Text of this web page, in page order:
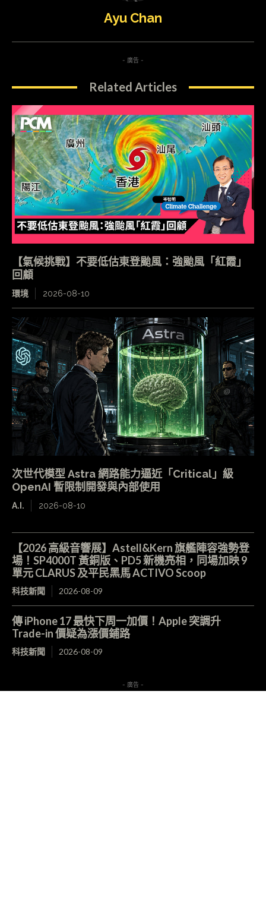
Ayu Chan
- 廣告 -
Related Articles
【氣候挑戰】不要低估東登颱風：強颱風「紅霞」
回顧
環境 2026-08-10
次世代模型 Astra 網路能力逼近「Critical」級
OpenAI 暫限制開發與內部使用
A.I. 2026-08-10
【2026 高級音響展】Astell&Kern 旗艦陣容強勢登
場！SP4000T 黃銅版、PD5 新機亮相，同場加映 9
單元 CLARUS 及平民黑馬 ACTIVO Scoop
科技新聞 2026-08-09
傳 iPhone 17 最快下周一加價！Apple 突調升
Trade-in 價疑為漲價鋪路
科技新聞 2026-08-09
- 廣告 -